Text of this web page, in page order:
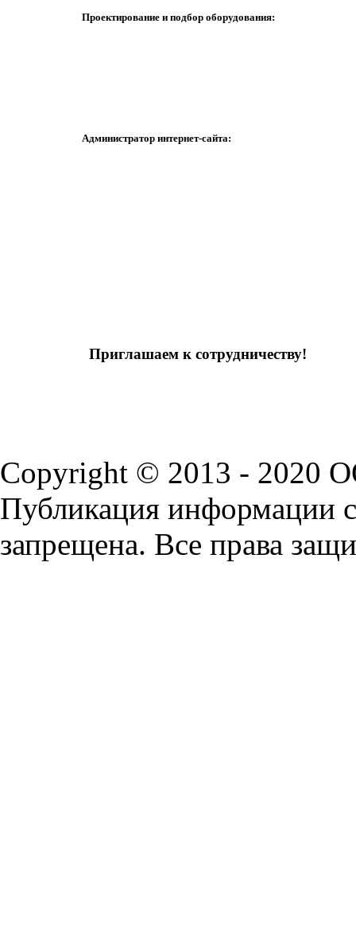
Проектирование и подбор оборудования:
Администратор интернет-сайта:
Приглашаем к сотрудничеству!
Copyright © 2013 - 2020
Публикация информации
запрещена. Все права